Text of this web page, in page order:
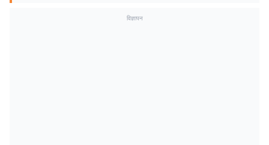
विज्ञापन